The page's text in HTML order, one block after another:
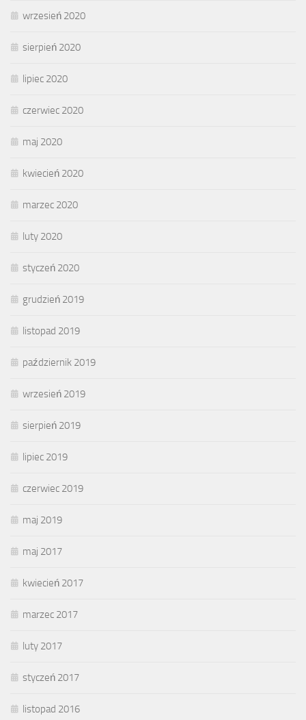
wrzesień 2020
sierpień 2020
lipiec 2020
czerwiec 2020
maj 2020
kwiecień 2020
marzec 2020
luty 2020
styczeń 2020
grudzień 2019
listopad 2019
październik 2019
wrzesień 2019
sierpień 2019
lipiec 2019
czerwiec 2019
maj 2019
maj 2017
kwiecień 2017
marzec 2017
luty 2017
styczeń 2017
listopad 2016